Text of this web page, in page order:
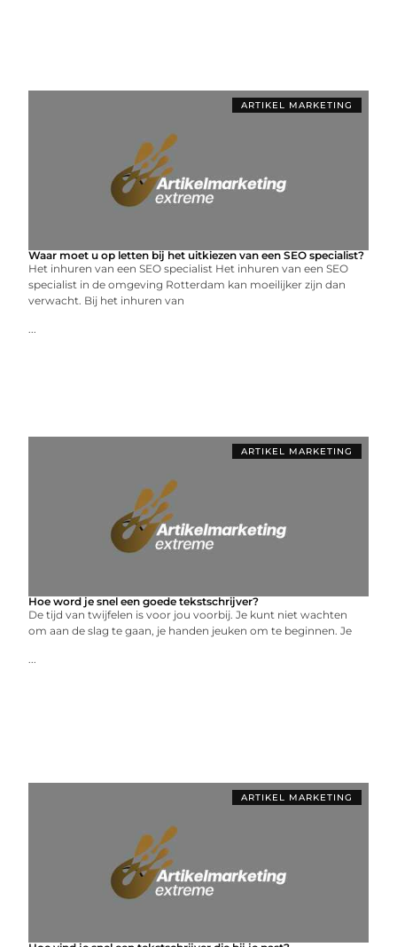
ARTIKEL MARKETING
Waar moet u op letten bij het uitkiezen van een SEO specialist?
Het inhuren van een SEO specialist Het inhuren van een SEO
specialist in de omgeving Rotterdam kan moeilijker zijn dan
verwacht. Bij het inhuren van
...
ARTIKEL MARKETING
Hoe word je snel een goede tekstschrijver?
De tijd van twijfelen is voor jou voorbij. Je kunt niet wachten
om aan de slag te gaan, je handen jeuken om te beginnen. Je
...
ARTIKEL MARKETING